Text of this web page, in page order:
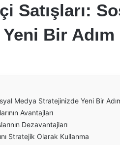
Satışları:
Bir Adım
Medya Stratejinizde Yeni Bir
Avantajları
Dezavantajları
Stratejik Olarak Kullanma